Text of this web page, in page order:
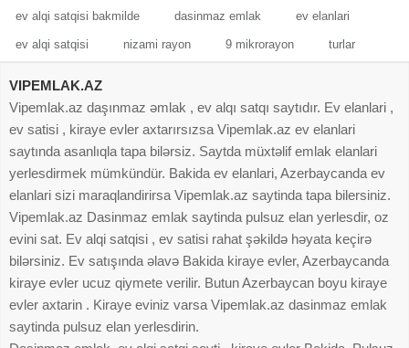
ev alqi satqisi bakmilde dasinmaz emlak ev elanlari
ev alqi satqisi nizami rayon 9 mikrorayon turlar
VIPEMLAK.AZ
Vipemlak.az daşınmaz əmlak , ev alqı satqı saytıdır. Ev elanlari ,
ev satisi , kiraye evler axtarırsızsa Vipemlak.az ev elanlari
saytında asanlıqla tapa bilərsiz. Saytda müxtəlif emlak elanlari
yerlesdirmek mümkündür. Bakida ev elanlari, Azerbaycanda ev
elanlari sizi maraqlandirirsa Vipemlak.az saytinda tapa bilersiniz.
Vipemlak.az Dasinmaz emlak saytinda pulsuz elan yerlesdir, oz
evini sat. Ev alqi satqisi , ev satisi rahat şəkildə həyata keçirə
bilərsiniz. Ev satışında əlavə Bakida kiraye evler, Azerbaycanda
kiraye evler ucuz qiymete verilir. Butun Azerbaycan boyu kiraye
evler axtarin . Kiraye eviniz varsa Vipemlak.az dasinmaz emlak
saytinda pulsuz elan yerlesdirin.